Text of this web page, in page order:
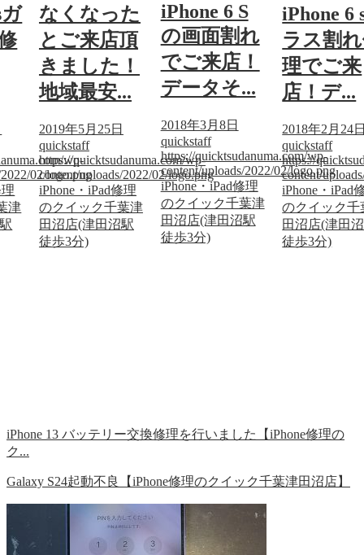
ガ
wp-
02/logo.png
津
なくなった
とご来店頂
きました！
地域最安...
2019年5月25日
quickstaff
https://quicktsudanuma.com/wp-
content/uploads/2022/02/logo.png
iPhone・iPad修理
のクイック千葉津
田沼店(津田沼駅
徒歩3分)
iPhone 6 S
の画面割れ
でご来店！
データそ...
2018年3月8日
quickstaff
https://quicktsudanuma.com/wp-
content/uploads/2022/02/logo.png
iPhone・iPad修理
のクイック千葉津
田沼店(津田沼駅
徒歩3分)
iPhone 6
ラス割
理でご来
店！デ...
2018年2月24
quickstaff
https://
content/
iPhone・iPad
のクイック千
田沼店(津田
徒歩3分)
iPhone 13 バッテリー交換修理を行いました【iPhone修理の
ク...
Galaxy S24起動不良【iPhone修理のクイック千葉津田沼店】